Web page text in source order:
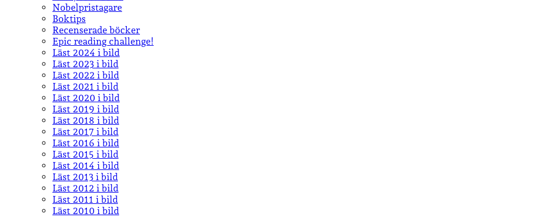
Nobelpristagare
Boktips
Recenserade böcker
Epic reading challenge!
Läst 2024 i bild
Läst 2023 i bild
Läst 2022 i bild
Läst 2021 i bild
Läst 2020 i bild
Läst 2019 i bild
Läst 2018 i bild
Läst 2017 i bild
Läst 2016 i bild
Läst 2015 i bild
Läst 2014 i bild
Läst 2013 i bild
Läst 2012 i bild
Läst 2011 i bild
Läst 2010 i bild